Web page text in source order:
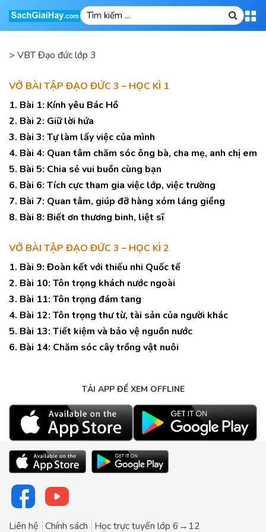
> VBT Đạo đức lớp 3
VỞ BÀI TẬP ĐẠO ĐỨC 3 – HỌC KÌ 1
1. Bài 1: Kính yêu Bác Hồ
2. Bài 2: Giữ lời hứa
3. Bài 3: Tự làm lấy việc của mình
4. Bài 4: Quan tâm chăm sóc ông bà, cha mẹ, anh chị em
5. Bài 5: Chia sẻ vui buồn cùng bạn
6. Bài 6: Tích cực tham gia việc lớp, việc trường
7. Bài 7: Quan tâm, giúp đỡ hàng xóm láng giềng
8. Bài 8: Biết ơn thương binh, liệt sĩ
VỞ BÀI TẬP ĐẠO ĐỨC 3 – HỌC KÌ 2
1. Bài 9: Đoàn kết với thiếu nhi Quốc tế
2. Bài 10: Tôn trọng khách nước ngoài
3. Bài 11: Tôn trọng đám tang
4. Bài 12: Tôn trọng thư từ, tài sản của người khác
5. Bài 13: Tiết kiệm và bảo vệ nguồn nước
6. Bài 14: Chăm sóc cây trồng vật nuôi
TẢI APP ĐỂ XEM OFFLINE
Liên hệ Chính sách Học trực tuyến lớp 6→12